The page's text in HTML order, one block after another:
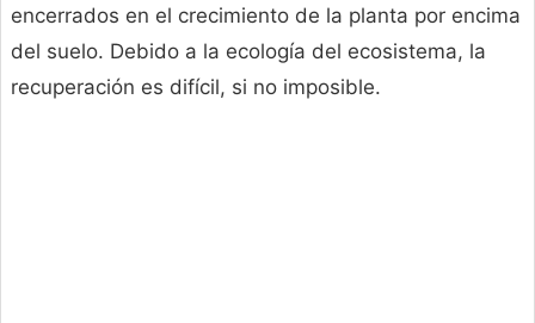
encerrados en el crecimiento de la planta por encima
del suelo. Debido a la ecología del ecosistema, la
recuperación es difícil, si no imposible.